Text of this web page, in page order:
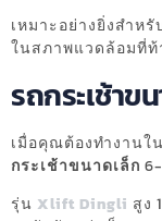
เหมาะอย่างยิ่งสำห
ในสภาพแวดล้อมที่ท้
รถกระเช้าข
เมื่อคุณต้องทำงานใ
กระเช้าขนาดเล็ก
รุ่น Xlift Dingli สูง